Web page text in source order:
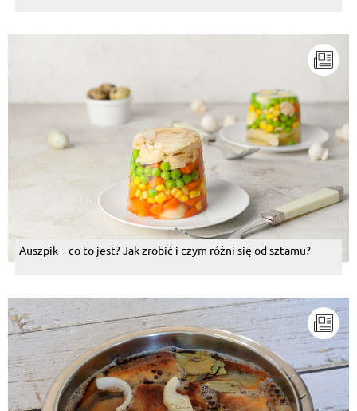
Auszpik – co to jest? Jak zrobić i czym różni się od sztamu?